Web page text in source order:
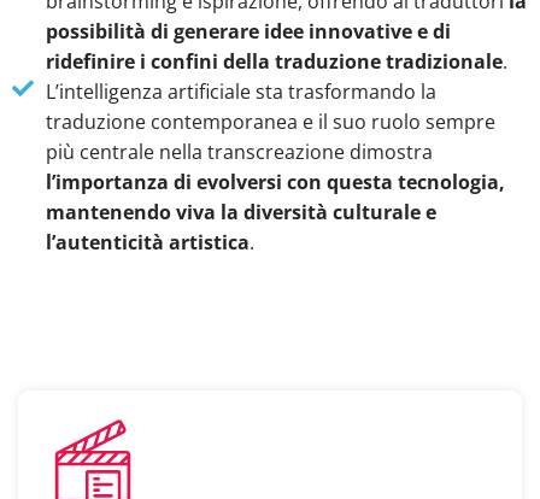
possibilità di generare idee innovative e di
ridefinire i confini della traduzione tradizionale.
L’intelligenza artificiale sta trasformando la
traduzione contemporanea e il suo ruolo sempre
più centrale nella transcreazione dimostra
l’importanza di evolversi con questa tecnologia,
mantenendo viva la diversità culturale e
l’autenticità artistica.